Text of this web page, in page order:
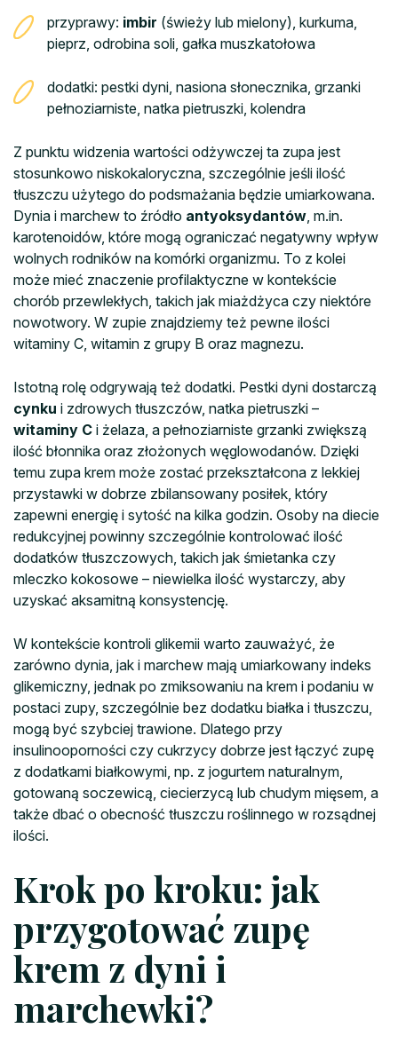
przyprawy: imbir (świeży lub mielony), kurkuma,
pieprz, odrobina soli, gałka muszkatołowa
dodatki: pestki dyni, nasiona słonecznika, grzanki
pełnoziarniste, natka pietruszki, kolendra
Z punktu widzenia wartości odżywczej ta zupa jest
stosunkowo niskokaloryczna, szczególnie jeśli ilość
tłuszczu użytego do podsmażania będzie umiarkowana.
Dynia i marchew to źródło antyoksydantów , m.in.
karotenoidów, które mogą ograniczać negatywny wpływ
wolnych rodników na komórki organizmu. To z kolei
może mieć znaczenie profilaktyczne w kontekście
chorób przewlekłych, takich jak miażdżyca czy niektóre
nowotwory. W zupie znajdziemy też pewne ilości
witaminy C, witamin z grupy B oraz magnezu.
Istotną rolę odgrywają też dodatki. Pestki dyni dostarczą
cynku i zdrowych tłuszczów, natka pietruszki –
witaminy C i żelaza, a pełnoziarniste grzanki zwiększą
ilość błonnika oraz złożonych węglowodanów. Dzięki
temu zupa krem może zostać przekształcona z lekkiej
przystawki w dobrze zbilansowany posiłek, który
zapewni energię i sytość na kilka godzin. Osoby na diecie
redukcyjnej powinny szczególnie kontrolować ilość
dodatków tłuszczowych, takich jak śmietanka czy
mleczko kokosowe – niewielka ilość wystarczy, aby
uzyskać aksamitną konsystencję.
W kontekście kontroli glikemii warto zauważyć, że
zarówno dynia, jak i marchew mają umiarkowany indeks
glikemiczny, jednak po zmiksowaniu na krem i podaniu w
postaci zupy, szczególnie bez dodatku białka i tłuszczu,
mogą być szybciej trawione. Dlatego przy
insulinooporności czy cukrzycy dobrze jest łączyć zupę
z dodatkami białkowymi, np. z jogurtem naturalnym,
gotowaną soczewicą, ciecierzycą lub chudym mięsem, a
także dbać o obecność tłuszczu roślinnego w rozsądnej
ilości.
Krok po kroku: jak
przygotować zupę
krem z dyni i
marchewki?